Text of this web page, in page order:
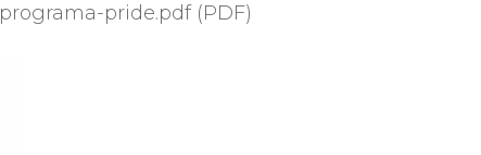
programa-pride.pdf (PDF)